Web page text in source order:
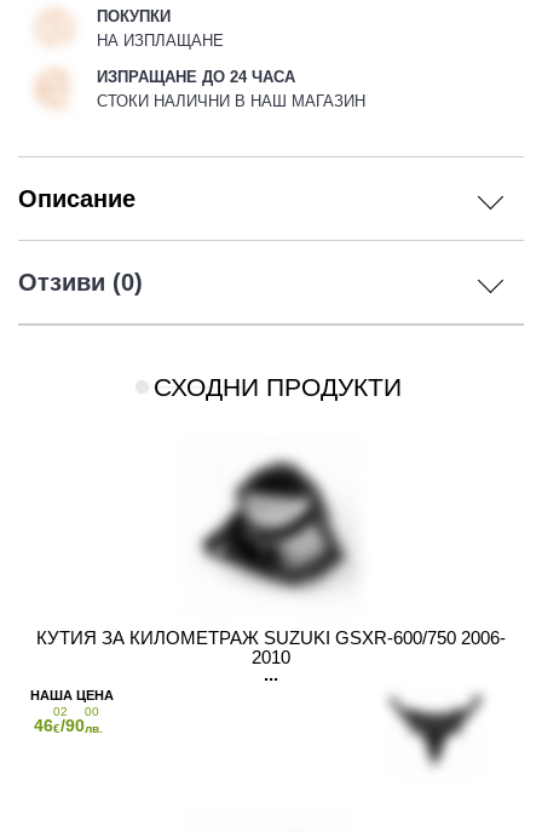
ПОКУПКИ
НА ИЗПЛАЩАНЕ
ИЗПРАЩАНЕ ДО 24 ЧАСА
СТОКИ НАЛИЧНИ В НАШ МАГАЗИН
Описание
Отзиви (0)
СХОДНИ ПРОДУКТИ
КУТИЯ ЗА КИЛОМЕТРАЖ SUZUKI GSXR-600/750 2006-
2010
46
02
€/90
00
лв.